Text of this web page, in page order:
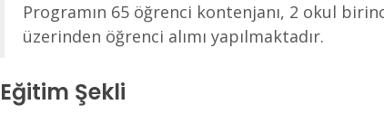
Programın 65 öğrenci kontenjanı, 2 okul
üzerinden öğrenci alımı yapılmaktadır.
Eğitim Şekli